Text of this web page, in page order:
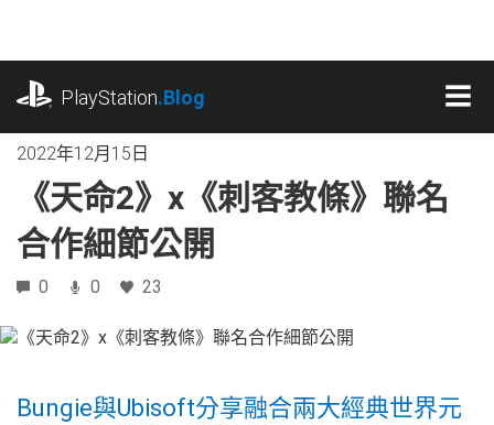
內
PlayStation.Blog
2022年12月15日
《天命2》x《刺客教條》聯名
合作細節公開
0 0 23
Bungie與Ubisoft分享融合兩大經典世界元